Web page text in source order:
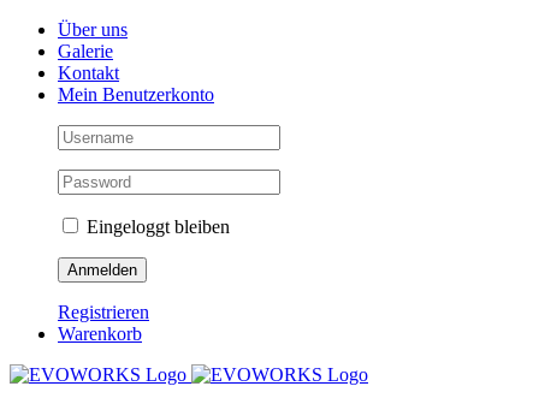
Skip
content
Facebook
Instagram
YouTubeÜber uns
Galerie
Kontakt
Mein Benutzerkonto
Eingeloggt bleiben
Registrieren
Warenkorb